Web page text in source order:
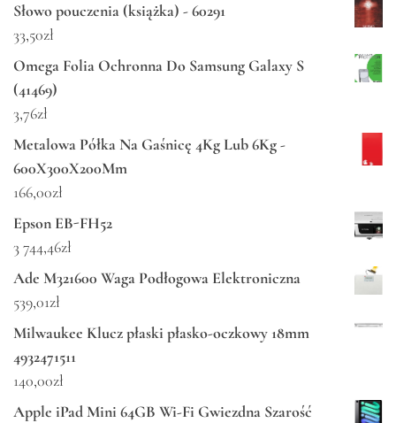
Słowo pouczenia (książka) - 60291
33,50zł
Omega Folia Ochronna Do Samsung Galaxy S
(41469)
3,76zł
Metalowa Półka Na Gaśnicę 4Kg Lub 6Kg -
600X300X200Mm
166,00zł
Epson EB-FH52
3 744,46zł
Ade M321600 Waga Podłogowa Elektroniczna
539,01zł
Milwaukee Klucz płaski płasko-oczkowy 18mm
4932471511
140,00zł
Apple iPad Mini 64GB Wi-Fi Gwiezdna Szarość